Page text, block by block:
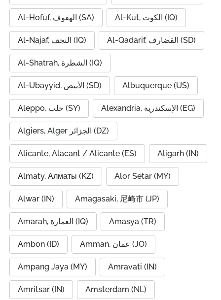
Al-Hofuf, الهفوف (SA) Al-Kut, الكوت (IQ)
Al-Najaf, النجف (IQ) Al-Qadarif, القضارف (SD)
Al-Shatrah, الشطرة (IQ)
Al-Ubayyid, الأبيض (SD) Albuquerque (US)
Aleppo, حلب (SY) Alexandria, الإسكندرية (EG)
Algiers, Alger الجزائر (DZ)
Alicante, Alacant / Alicante (ES) Aligarh (IN)
Almaty, Алматы (KZ) Alor Setar (MY)
Alwar (IN) Amagasaki, 尼崎市 (JP)
Amarah, العمارة (IQ) Amasya (TR)
Ambon (ID) Amman, عمان (JO)
Ampang Jaya (MY) Amravati (IN)
Amritsar (IN) Amsterdam (NL)